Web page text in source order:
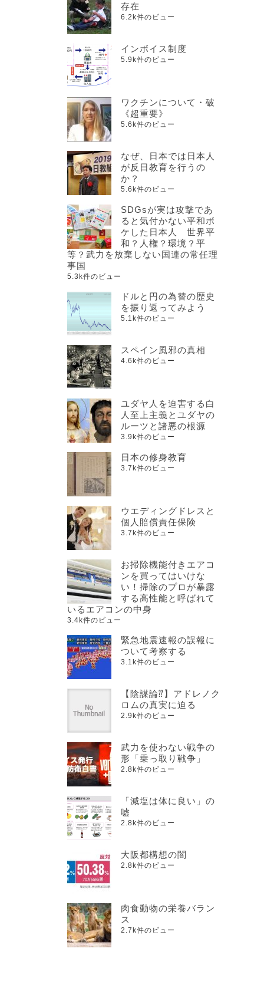
存在
6.2k件のビュー
インボイス制度
5.9k件のビュー
ワクチンについて・破
《超重要》
5.6k件のビュー
なぜ、日本では日本人
が反日教育を行うの
か？
5.6k件のビュー
SDGsが実は攻撃であ
ると気付かない平和ボ
ケした日本人 世界平
和？人権？環境？平
等？武力を放棄しない国連の常任理
事国
5.3k件のビュー
ドルと円の為替の歴史
を振り返ってみよう
5.1k件のビュー
スペイン風邪の真相
4.6k件のビュー
ユダヤ人を迫害する白
人至上主義とユダヤの
ルーツと諸悪の根源
3.9k件のビュー
日本の修身教育
3.7k件のビュー
ウエディングドレスと
個人賠償責任保険
3.7k件のビュー
お掃除機能付きエアコ
ンを買ってはいけな
い！掃除のプロが暴露
する高性能と呼ばれて
いるエアコンの中身
3.4k件のビュー
緊急地震速報の誤報に
ついて考察する
3.1k件のビュー
【陰謀論⁇】アドレノク
ロムの真実に迫る
2.9k件のビュー
武力を使わない戦争の
形「乗っ取り戦争」
2.8k件のビュー
「減塩は体に良い」の
嘘
2.8k件のビュー
大阪都構想の闇
2.8k件のビュー
肉食動物の栄養バラン
ス
2.7k件のビュー